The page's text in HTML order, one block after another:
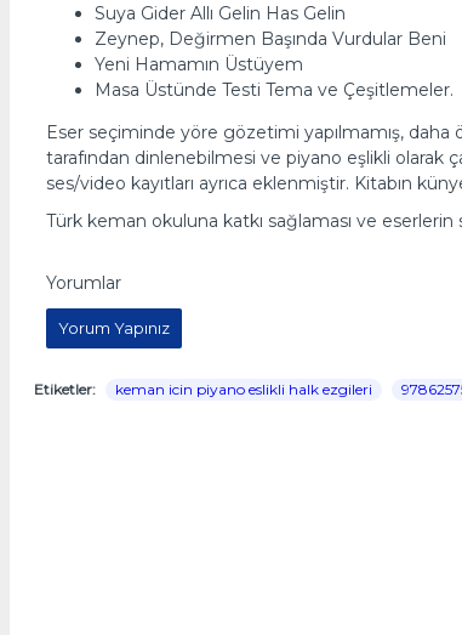
Suya Gider Allı Gelin Has Gelin
Zeynep, Değirmen Başında Vurdular Beni
Yeni Hamamın Üstüyem
Masa Üstünde Testi Tema ve Çeşitlemeler.
Eser seçiminde yöre gözetimi yapılmamış,
tarafından dinlenebilmesi ve piyano eşlikli olarak
ses/video kayıtları ayrıca eklenmiştir. Kitabın
Türk keman okuluna katkı sağlaması ve
Yorumlar
Yorum Yapınız
Etiketler: keman icin piyano eslikli halk ezgileri